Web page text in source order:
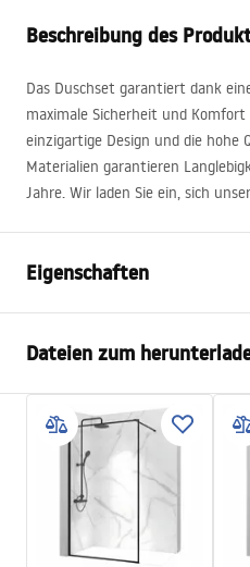
Beschreibung des
Das Duschset garantiert dank
maximale Sicherheit und
einzigartige Design und die hohe
Materialien garantieren
Jahre. Wir laden Sie ein, sich
Eigenschaften
Material
Armaturtyp
Montageart
Höhenverstellung
Maximalhöhe
Wannenauslauf
Dateien zum
Informations de sécurité
Garantiebedingungen